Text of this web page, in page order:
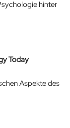
hinter
Today
Aspekte des